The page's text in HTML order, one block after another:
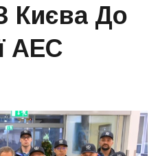
Києва До
АЕС